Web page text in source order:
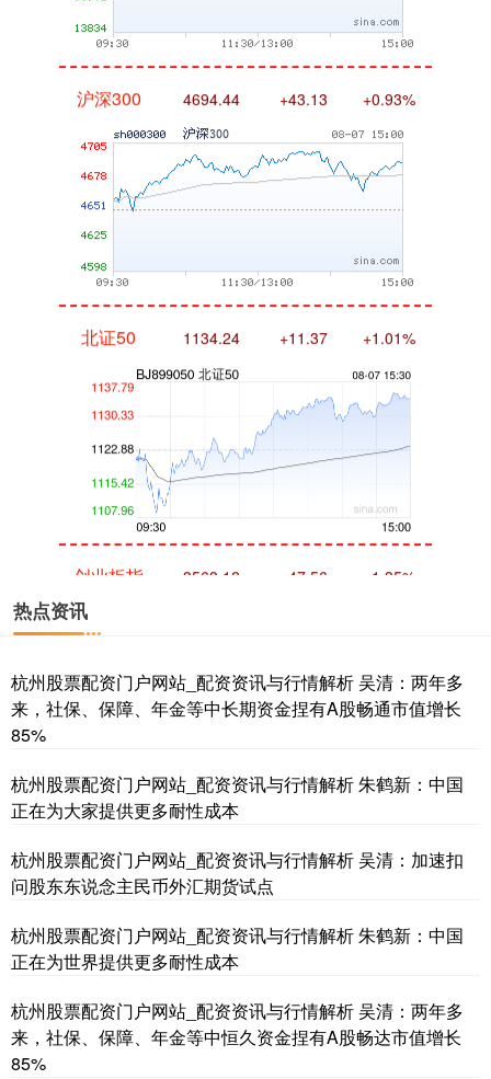
沪深300
北证50
创业板指
基金指数 7242.10 +12.30 +0.17%
国债指数 229.69 +0.10 +0.04%
热点资讯
杭州股票配资门户网站_配资资讯与行情解析 吴清：两年多
来，社保、保障、年金等中长期资金捏有A股畅通市值增长
85%
杭州股票配资门户网站_配资资讯与行情解析 朱鹤新：中国
正在为大家提供更多耐性成本
杭州股票配资门户网站_配资资讯与行情解析 吴清：加速扣
问股东东说念主民币外汇期货试点
杭州股票配资门户网站_配资资讯与行情解析 朱鹤新：中国
正在为世界提供更多耐性成本
杭州股票配资门户网站_配资资讯与行情解析 吴清：两年多
来，社保、保障、年金等中恒久资金捏有A股畅达市值增长
85%